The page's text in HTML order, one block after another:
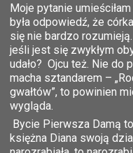
Moje pytanie
była odpowiedź, że
się nie bardzo
jeśli jest się zwykłym
udało? Ojcu też. Nie do
macha sztandarem –
gwałtów”, to powinien
wygląda.
Bycie Pierwsza Damą
księżna Diana swoją